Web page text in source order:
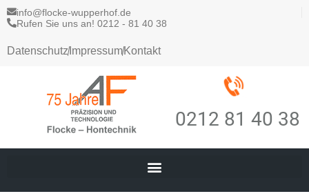
info@flocke-wupperhof.de
Rufen Sie uns an! 0212 - 81 40 38
DatenschutzImpressumKontakt
0212 81 40 38